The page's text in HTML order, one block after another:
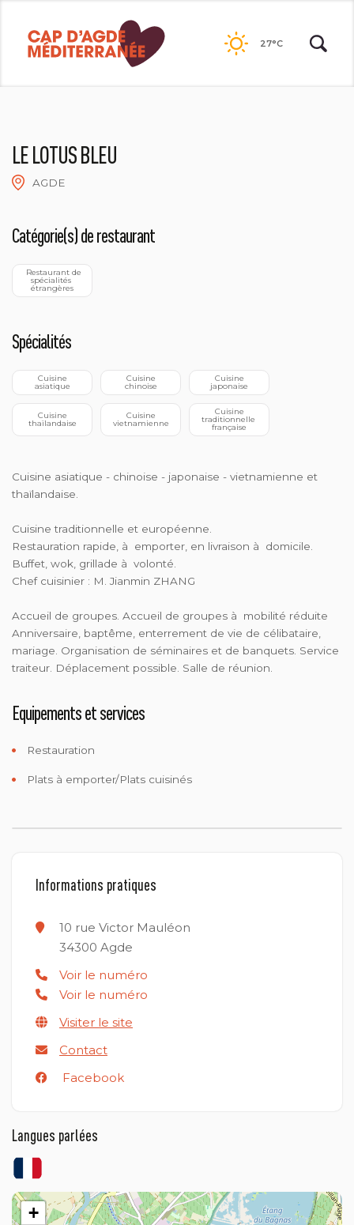
contenu
27°C
LE LOTUS BLEU
AGDE
Catégorie(s) de restaurant
spécialités
étrangères
Spécialités
asiatique chinoise japonaise
thaïlandaise vietnamienne traditionnelle
française
Cuisine asiatique - chinoise - japonaise - vietnamienne et
thaïlandaise.
Cuisine traditionnelle et européenne.
Restauration rapide, à emporter, en livraison à domicile.
Buffet, wok, grillade à volonté.
Chef cuisinier : M. Jianmin ZHANG
Accueil de groupes. Accueil de groupes à mobilité réduite
Anniversaire, baptême, enterrement de vie de célibataire,
mariage. Organisation de séminaires et de banquets. Service
traiteur. Déplacement possible. Salle de réunion.
Equipements et services
Restauration
Plats à emporter/Plats cuisinés
Informations pratiques
10 rue Victor Mauléon
34300 Agde
Voir le numéro
Voir le numéro
Visiter le site
Contact
Facebook
Langues parlées
+